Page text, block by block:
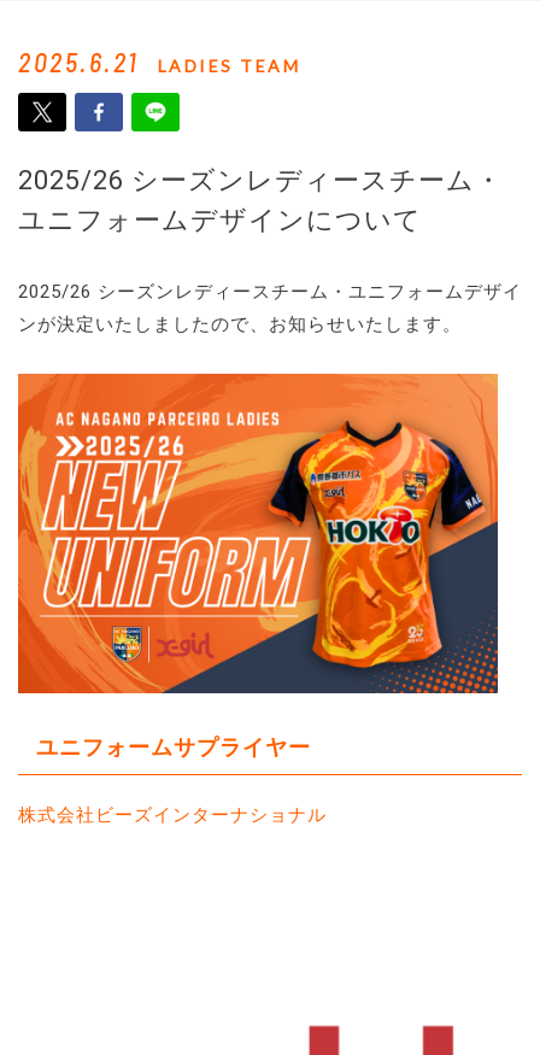
2025.6.21 LADIES TEAM
2025/26 シーズンレディースチーム・
ユニフォームデザインについて
2025/26 シーズンレディースチーム・ユニフォームデザイ
ンが決定いたしましたので、お知らせいたします。
ユニフォームサプライヤー
株式会社ビーズインターナショナル